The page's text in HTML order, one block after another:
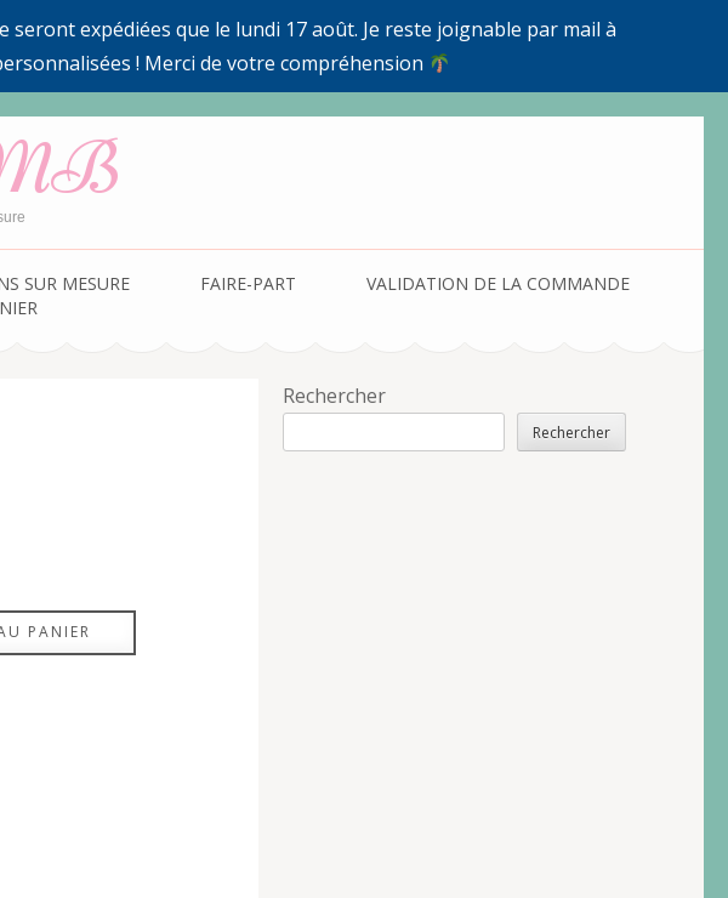
seront expédiées que le lundi 17 août. Je reste joignable par mail à
! Merci de votre compréhension
MB
SUR MESURE FAIRE-PART
VALIDATION DE LA COMMANDE
PANIER
Rechercher
Rechercher